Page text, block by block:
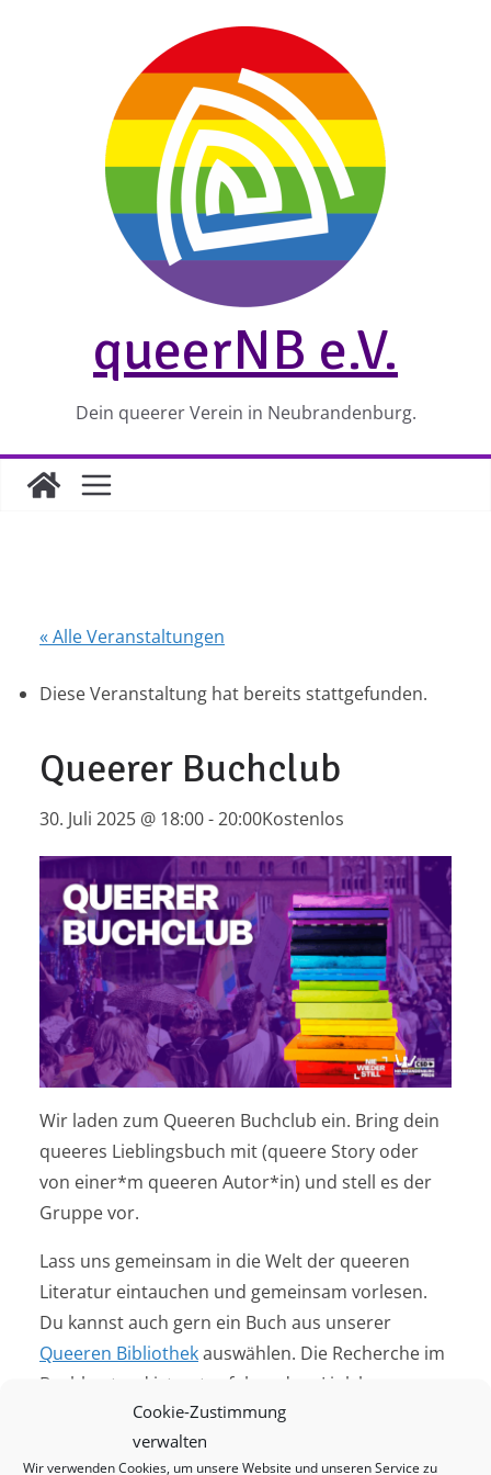
Cookie-Zustimmung
verwalten
Wir verwenden Cookies, um unsere Website und unseren Service zu
queerNB e.V.
Dein queerer Verein in Neubrandenburg.
« Alle Veranstaltungen
Diese Veranstaltung hat bereits stattgefunden.
Queerer Buchclub
30. Juli 2025 @ 18:00-20:00Kostenlos
Wir laden zum Queeren Buchclub ein. Bring dein
queeres Lieblingsbuch mit (queere Story oder
von einer*m queeren Autor*in) und stell es der
Gruppe vor.
Lass uns gemeinsam in die Welt der queeren
Literatur eintauchen und gemeinsam vorlesen.
Du kannst auch gern ein Buch aus unserer
Queeren Bibliothekauswählen. Die Recherche im
Buchbestand ist unter folgendem Link bequem
https://www.eopac.net/queernb/
Es ist keine Anmeldung erforderlich.